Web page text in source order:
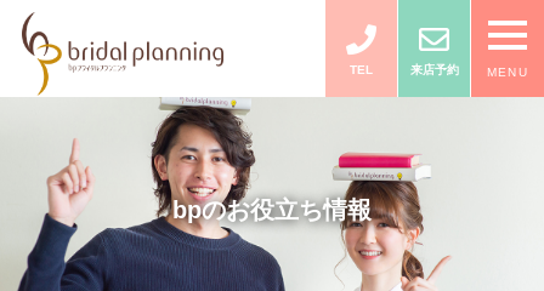
TEL 来店予約 MENU
bpのお役立ち情報